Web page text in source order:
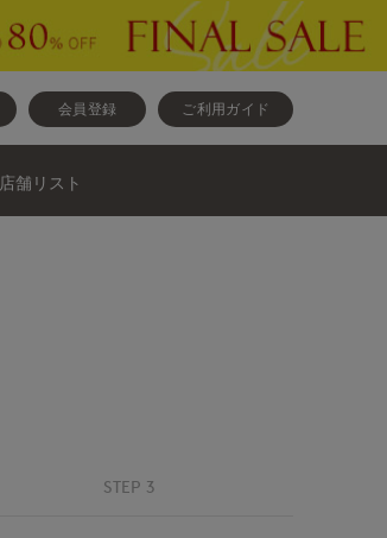
会員登録 ご利用ガイド
店舗リスト
STEP 3